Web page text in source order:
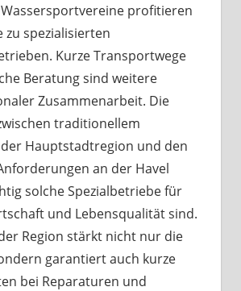
profitieren
zu spezialisierten
Kurze Transportwege
Beratung sind weitere
Zusammenarbeit. Die
traditionellem
Hauptstadtregion und den
an der Havel
solche Spezialbetriebe für
und Lebensqualität sind.
Region stärkt nicht nur die
garantiert auch kurze
bei Reparaturen und